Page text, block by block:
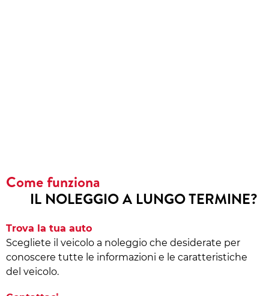
Come funziona
IL NOLEGGIO A LUNGO TERMINE?
Trova la tua auto
Scegliete il veicolo a noleggio che desiderate per
conoscere tutte le informazioni e le caratteristiche
del veicolo.